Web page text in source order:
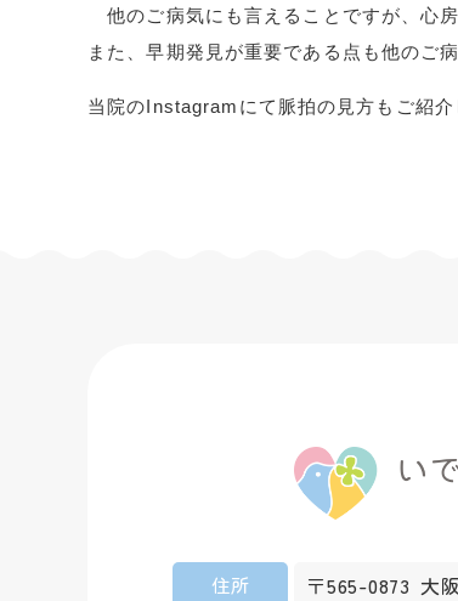
他のご病気にも言えることですが、心
また、早期発見が重要である点も他のご
当院のInstagram にて脈拍の見方もご紹
住所 〒565-0873 大